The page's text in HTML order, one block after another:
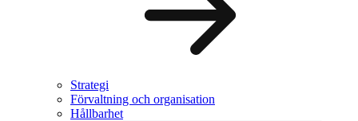
Strategi
Förvaltning och organisation
Hållbarhet